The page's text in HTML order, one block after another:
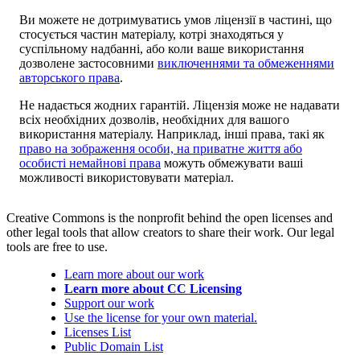
Ви можете не дотримуватись умов ліцензії в частині, що
стосується частин матеріалу, котрі знаходяться у
суспільному надбанні, або коли ваше використання
дозволене застосовними виключеннями та обмеженнями
авторського права.
Не надається жодних гарантій. Ліцензія може не надавати
всіх необхідних дозволів, необхідних для вашого
використання матеріалу. Наприклад, інші права, такі як
право на зображення особи, на приватне життя або
особисті немайнові права можуть обмежувати ваші
можливості використовувати матеріал.
Creative Commons is the nonprofit behind the open licenses and
other legal tools that allow creators to share their work. Our legal
tools are free to use.
Learn more about our work
Learn more about CC Licensing
Support our work
Use the license for your own material.
Licenses List
Public Domain List